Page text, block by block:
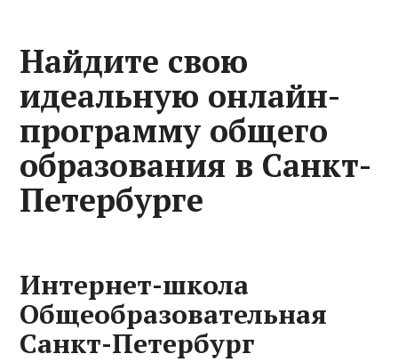
Найдите свою
идеальную онлайн-
программу общего
образования в Санкт-
Петербурге
Интернет-школа
Общеобразовательная
Санкт-Петербург